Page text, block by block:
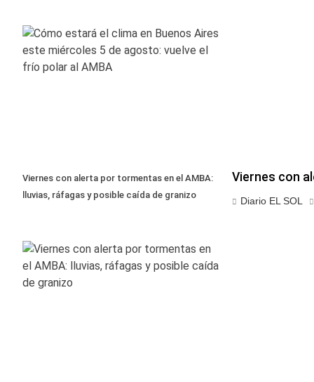
Viernes con alerta por tormentas en el AMBA:
lluvias, ráfagas y posible caída de granizo
Viernes con
Diario EL SOL